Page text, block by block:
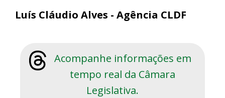
Luís Cláudio Alves - Agência CLDF
Acompanhe informações em
tempo real da Câmara
Legislativa.